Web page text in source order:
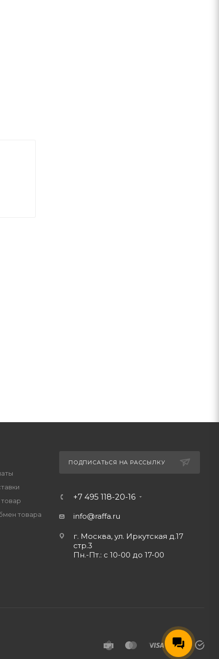
товара
ПОДПИСАТЬСЯ НА РАССЫЛКУ
+7 495 118-20-16
info@raffa.ru
г. Москва, ул. Иркутская д.17
стр.3
Пн.-Пт.: с 10-00 до 17-00